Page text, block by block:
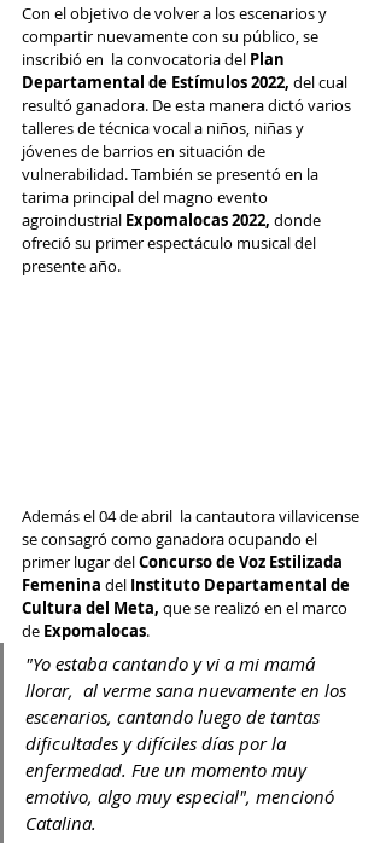
Con el objetivo de volver a los escenarios y
compartir nuevamente con su público, se
inscribió en  la convocatoria del Plan
Departamental de Estímulos 2022, del cual
resultó ganadora. De esta manera dictó varios
talleres de técnica vocal a niños, niñas y
jóvenes de barrios en situación de
vulnerabilidad. También se presentó en la
tarima principal del magno evento
agroindustrial Expomalocas 2022, donde
ofreció su primer espectáculo musical del
presente año.
Además el 04 de abril  la cantautora villavicense
se consagró como ganadora ocupando el
primer lugar del Concurso de Voz Estilizada
Femenina del Instituto Departamental de
Cultura del Meta, que se realizó en el marco
de Expomalocas.
"Yo estaba cantando y vi a mi mamá
llorar,  al verme sana nuevamente en los
escenarios, cantando luego de tantas
dificultades y difíciles días por la
enfermedad. Fue un momento muy
emotivo, algo muy especial", mencionó
Catalina.